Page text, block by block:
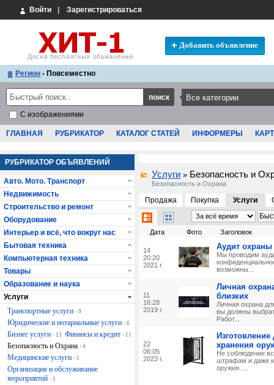
Войти Зарегистрироваться
Добавить объявление
Регион - Повсеместно
С изображениями
ГЛАВНАЯ РУБРИКАТОР КАТАЛОГ СТАТЕЙ ИНФОРМЕРЫ
Услуги » Безопасность и
Безопасность и Охрана
Продажа Покупка Услуги
Дата Фото Заголовок
14
20:20
2021 г.
Аудит охраны
Мы проводим
возможны...
11
16:28
2019 г.
Личная
близких
Личная охрана
вы должны
Работ...
22
06:05
2023 г.
хранения
Не соблюдение
штрафам и даже
оружия. ...
РУБРИКАТОР ОБЪЯВЛЕНИЙ
Авто. Мото. Транспорт
Недвижимость
Строительство и ремонт
Оборудование
Интерьер и всё, что вокруг нас
Бытовая техника
Компьютерная техника
Товары
Образование и наука
Услуги
Транспортные услуги - 9
Юридические и нотариальные услуги - 6
Бизнес услуги - 13 Финансы и кредит - 11
Безопасность и Охрана - 4
Медицинские услуги - 5
Организация и обслуживание
мероприятий - 1